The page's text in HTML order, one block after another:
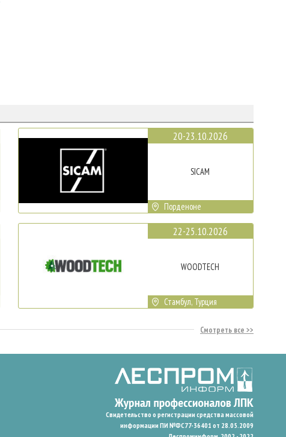
20-23.10.2026
SICAM
Порденоне
22-25.10.2026
WOODTECH
Стамбул, Турция
Смотреть все
Свидетельство о регистрации средства массовой
информации ПИ №ФС77-36401 от 28.05.2009